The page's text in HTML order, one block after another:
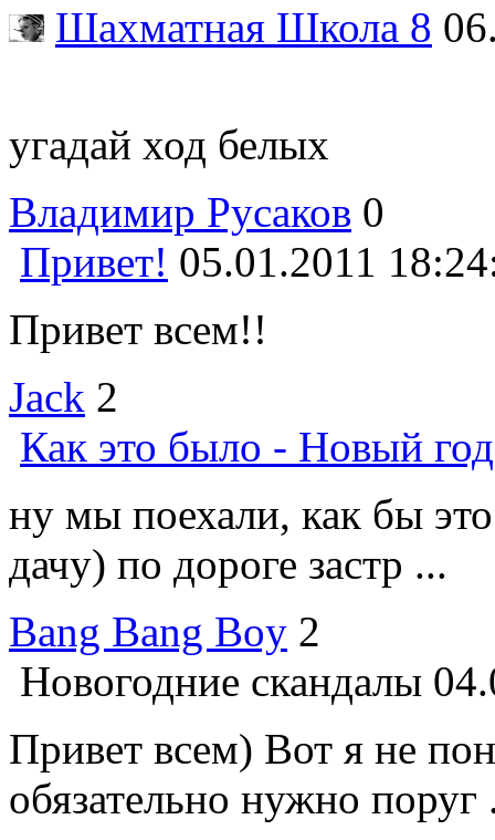
Шахматная Школа 8
угадай ход белых
Владимир Русаков 0
Привет! 05.01.2011
Привет всем!!
Jack 2
Как это было - Новый
ну мы поехали, как бы
дачу) по дороге застр ...
Bang Bang Boy 2
Новогодние скандалы
Привет всем) Вот я не
обязательно нужно поруг